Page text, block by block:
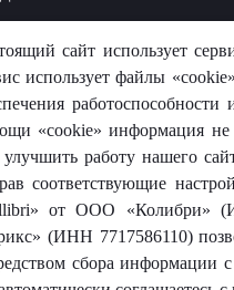
ОТВЕТ
носит исключительно
офертой.
сайт использует
использует файлы
«cookie» информация не
работу нашего
соответствующие
от ООО «Колибри»
(ИНН 7717586110)
сбора информации